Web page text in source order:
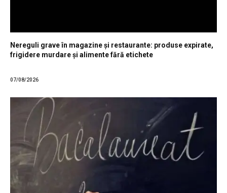
Nereguli grave în magazine și restaurante: produse expirate,
frigidere murdare și alimente fără etichete
07/08/2026